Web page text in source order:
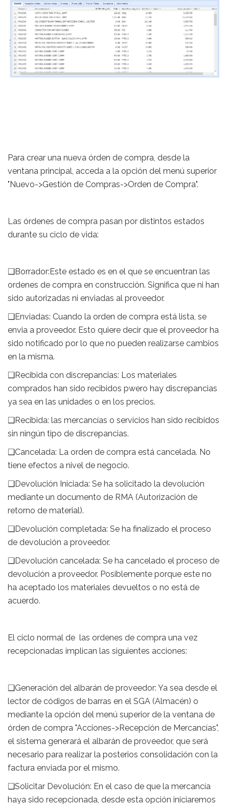
Para crear una nueva órden de compra, desde la
ventana principal, acceda a la opción del menú superior
"Nuevo->Gestión de Compras->Orden de Compra".
Las órdenes de compra pasan por distintos estados
durante su ciclo de vida:
❑Borrador:Este estado es en el que se encuentran las
ordenes de compra en construcción. Significa que ni han
sido autorizadas ni enviadas al proveedor.
❑Enviadas: Cuando la orden de compra está lista, se
envia a proveedor. Esto quiere decir que el proveedor ha
sido notificado por lo que no pueden realizarse cambios
en la misma.
❑Recibida con discrepancias: Los materiales
comprados han sido recibidos pwero hay discrepancias
ya sea en las unidades o en los precios.
❑Recibida: las mercancías o servicios han sido recibidos
sin ningún tipo de discrepancias.
❑Cancelada: La orden de compra está cancelada. No
tiene efectos a nivel de negocio.
❑Devolución Iniciada: Se ha solicitado la devolución
mediante un documento de RMA (Autorización de
retorno de material).
❑Devolución completada: Se ha finalizado el proceso
de devolución a proveedor.
❑Devolución cancelada: Se ha cancelado el proceso de
devolución a proveedor. Posiblemente porque este no
ha aceptado los materiales devueltos o no está de
acuerdo.
El ciclo normal de las ordenes de compra una vez
recepcionadas implican las siguientes acciones:
❑Generación del albarán de proveedor: Ya sea desde el
lector de códigos de barras en el SGA (Almacén) o
mediante la opción del menú superior de la ventana de
órden de compra "Acciones->Recepción de Mercancías",
el sistema generará el albarán de proveedor, que será
necesario para realizar la posterios consolidación con la
factura enviada por el mismo.
❑Solicitar Devolución: En el caso de que la mercancía
haya sido recepcionada, desde esta opción iniciaremos